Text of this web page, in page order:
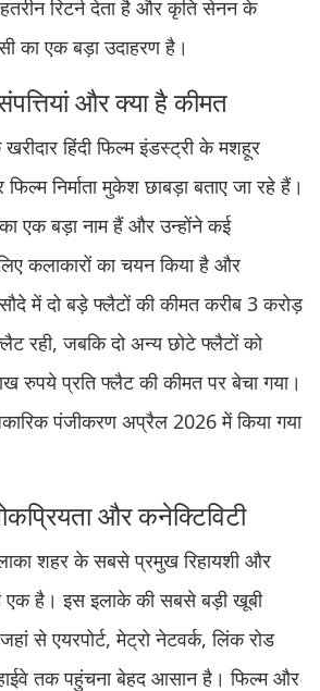
रिटर्न देता है और कृति सेनन के
का एक बड़ा उदाहरण है।
और क्या है कीमत
हिंदी फिल्म इंडस्ट्री के मशहूर
निर्माता मुकेश छाबड़ा बताए जा रहे हैं।
एक बड़ा नाम हैं और उन्होंने कई
कलाकारों का चयन किया है और
में दो बड़े फ्लैटों की कीमत करीब 3 करोड़
रही, जबकि दो अन्य छोटे फ्लैटों को
रुपये प्रति फ्लैट की कीमत पर बेचा गया।
पंजीकरण अप्रैल 2026 में किया गया
और कनेक्टिविटी
शहर के सबसे प्रमुख रिहायशी और
से एक है। इस इलाके की सबसे बड़ी खूबी
से एयरपोर्ट, मेट्रो नेटवर्क, लिंक रोड
तक पहुंचना बेहद आसान है। फिल्म और